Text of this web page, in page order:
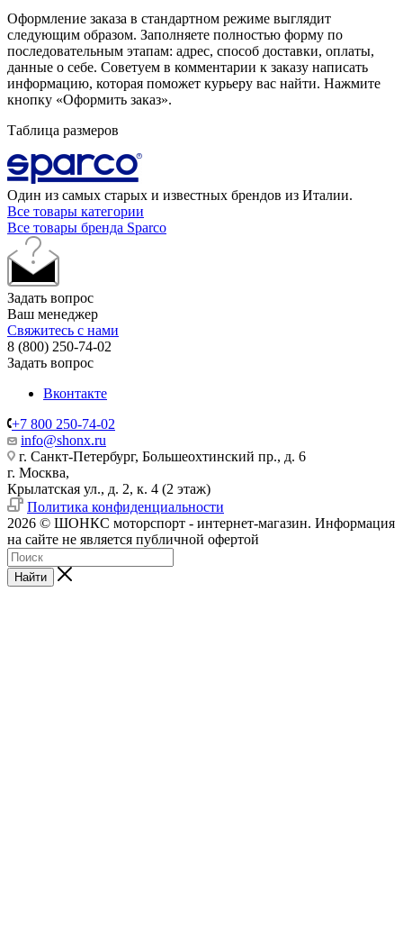
Оформление заказа в стандартном режиме выглядит
следующим образом. Заполняете полностью форму по
последовательным этапам: адрес, способ доставки, оплаты,
данные о себе. Советуем в комментарии к заказу написать
информацию, которая поможет курьеру вас найти. Нажмите
кнопку «Оформить заказ».
Таблица размеров
Один из самых старых и известных брендов из Италии.
Все товары категории
Все товары бренда Sparco
Задать вопрос
Ваш менеджер
Свяжитесь с нами
8 (800) 250-74-02
Задать вопрос
Вконтакте
+7 800 250-74-02
info@shonx.ru
г. Санкт-Петербург, Большеохтинский пр., д. 6
г. Москва,
Крылатская ул., д. 2, к. 4 (2 этаж)
Политика конфиденциальности
2026 © ШОНКС моторспорт - интернет-магазин. Информация
на сайте не является публичной офертой
Найти